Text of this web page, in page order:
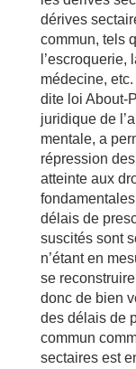
dérives
commun, tels
médecine,
dite loi About-
juridique de
mentale, a
répression
atteinte aux
délais de
suscités sont
n’étant en
se
donc de bien
des délais de
commun
sectaires est